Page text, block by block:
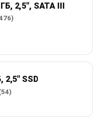
2,5", SATA III
2,5" SSD